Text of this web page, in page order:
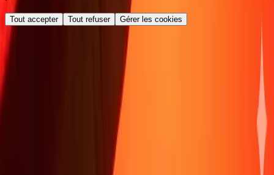
Tout accepter Tout refuser Gérer les cookies